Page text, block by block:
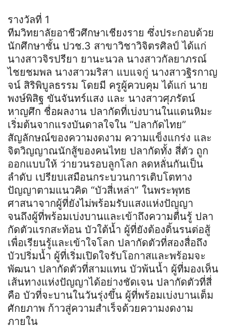
รางวัลที่ 1
ทีมวิทยาลัยอาชีวศึกษาเชียงราย ซึ่งประกอบด้วย
นักศึกษาชั้น ปวช.3 สาขาวิชาวิจิตรศิลป์ ได้แก่
นางสาวจิรปรียา ยานะนวล นางสาวกัลยาภรณ์
ไชยชมพล นางสาวมริสา แบแจกู่ นางสาวฐิรกาญ
จน์ สิริพิบูลธรรม โดยมี ครูผู้ควบคุม ได้แก่ นาย
พงษ์พิสิฐ ขันจันทร์แสง และ นางสาวศุภรัตน์
หาญศึก ชื่อผลงาน ปลากัดที่เบ่งบานในแดนหิมะ
เริ่มต้นจากแรงบันดาลใจใน “ปลากัดไทย”
สัญลักษณ์ของความงดงาม ความแข็งแกร่ง และ
จิตวิญญาณนักสู้ของคนไทย ปลากัดทั้ง สี่ตัว ถูก
ออกแบบให้ ว่ายวนรอบลูกโลก ลดหลั่นกันเป็น
ลำดับ เปรียบเสมือนกระบวนการเติบโตทาง
ปัญญาตามแนวคิด “บัวสี่เหล่า” ในพระพุทธ
ศาสนาจากผู้ที่ยังไม่พร้อมรับแสงแห่งปัญญา
จนถึงผู้ที่พร้อมเบ่งบานและเข้าถึงความตื่นรู้ ปลา
กัดตัวแรกสะท้อน บัวใต้น้ำ ผู้ที่ยังต้องดิ้นรนต่อสู้
เพื่อเรียนรู้และเข้าใจโลก ปลากัดตัวที่สองสื่อถึง
บัวปริ่มน้ำ ผู้ที่เริ่มเปิดใจรับโอกาสและพร้อมจะ
พัฒนา ปลากัดตัวที่สามแทน บัวพ้นน้ำ ผู้ที่มองเห็น
เส้นทางแห่งปัญญาได้อย่างชัดเจน ปลากัดตัวที่สี่
คือ บัวที่จะบานในวันรุ่งขึ้น ผู้ที่พร้อมเบ่งบานเต็ม
ศักยภาพ ก้าวสู่ความสำเร็จด้วยความงดงาม
ภายใน